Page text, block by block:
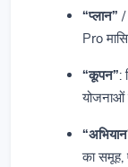
“प्लान” /
Pro
“कूपन”:
योजनाओं
का समूह,